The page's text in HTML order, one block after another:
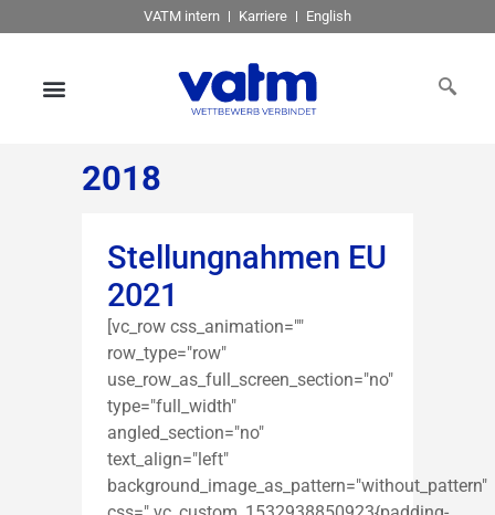
VATM intern Karriere English
2018
Stellungnahmen EU
2021
[vc_row css_animation=""
row_type="row"
use_row_as_full_screen_section="no"
type="full_width"
angled_section="no"
text_align="left"
background_image_as_pattern="without_pattern"